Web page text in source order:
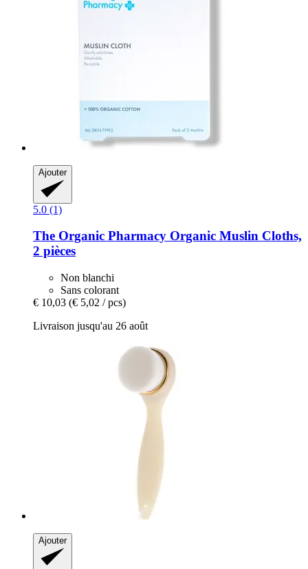
Ajouter
5.0 (1)
The Organic Pharmacy Organic Muslin Cloths,
2 pièces
Non blanchi
Sans colorant
€ 10,03 (€ 5,02 / pcs)
Livraison jusqu'au 26 août
Ajouter